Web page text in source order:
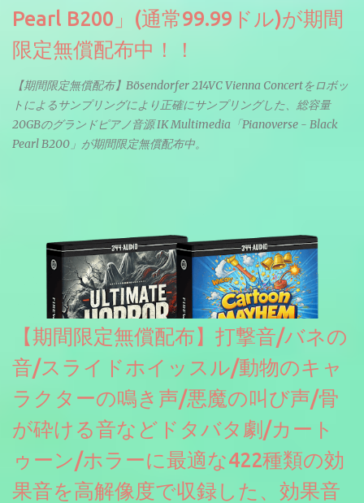
Pearl B200」(通常99.99ドル)が期間
限定無償配布中！！
【期間限定無償配布】Bösendorfer 214VC Vienna Concertをロボッ
トによるサンプリングにより正確にサンプリングした、総容量
20GBのグランドピアノ音源 IK Multimedia「Pianoverse - Black
Pearl B200」が期間限定無償配布中。
【期間限定無償配布】打撃音/バネの
音/スライドホイッスル/動物のキャ
ラクターの鳴き声/悪魔の叫び声/骨
が砕ける音などドタバタ劇/カート
ゥーン/ホラーに最適な422種類の効
果音を高解像度で収録した、効果音